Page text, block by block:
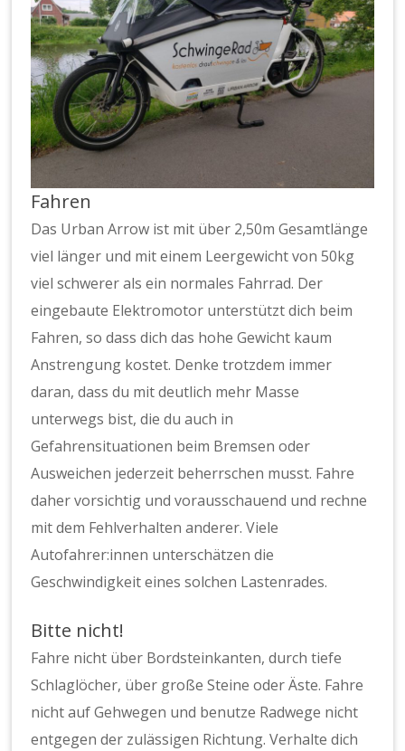
Fahren
Das Urban Arrow ist mit über 2,50m Gesamtlänge
viel länger und mit einem Leergewicht von 50kg
viel schwerer als ein normales Fahrrad. Der
eingebaute Elektromotor unterstützt dich beim
Fahren, so dass dich das hohe Gewicht kaum
Anstrengung kostet. Denke trotzdem immer
daran, dass du mit deutlich mehr Masse
unterwegs bist, die du auch in
Gefahrensituationen beim Bremsen oder
Ausweichen jederzeit beherrschen musst. Fahre
daher vorsichtig und vorausschauend und rechne
mit dem Fehlverhalten anderer. Viele
Autofahrer:innen unterschätzen die
Geschwindigkeit eines solchen Lastenrades.
Bitte nicht!
Fahre nicht über Bordsteinkanten, durch tiefe
Schlaglöcher, über große Steine oder Äste. Fahre
nicht auf Gehwegen und benutze Radwege nicht
entgegen der zulässigen Richtung. Verhalte dich